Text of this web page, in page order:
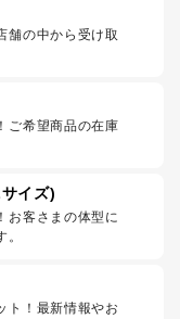
舗の中から受け取
ご希望商品の在庫
イズ)
お客さまの体型に
ト！最新情報やお